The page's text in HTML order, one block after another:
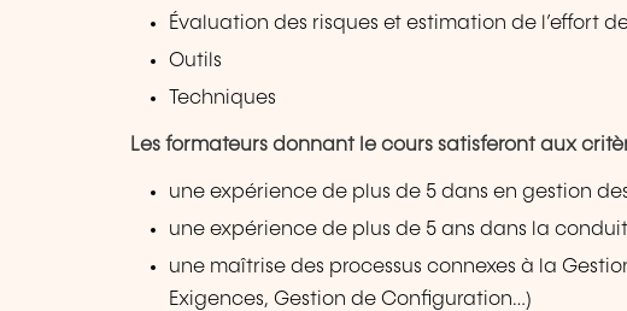
Évaluation des risques et estimation de l’effort
Outils
Techniques
Les formateurs donnant le cours satisferont aux
une expérience de plus de 5 dans en gestion
une expérience de plus de 5 ans dans la
une maîtrise des processus connexes à la
Exigences, Gestion de Configuration…)